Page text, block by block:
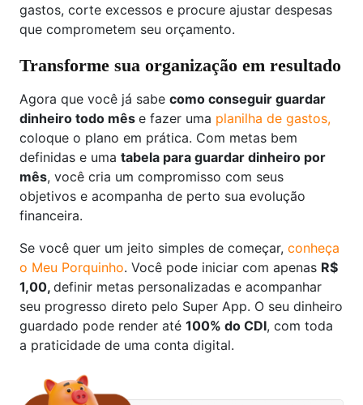
gastos, corte excessos e procure ajustar despesas
que comprometem seu orçamento.
Transforme sua organização em resultado
Agora que você já sabe como conseguir guardar
dinheiro todo mês e fazer uma planilha de gastos,
coloque o plano em prática. Com metas bem
definidas e uma tabela para guardar dinheiro por
mês, você cria um compromisso com seus
objetivos e acompanha de perto sua evolução
financeira.
Se você quer um jeito simples de começar, conheça
o Meu Porquinho. Você pode iniciar com apenas R$
1,00, definir metas personalizadas e acompanhar
seu progresso direto pelo Super App. O seu dinheiro
guardado pode render até 100% do CDI, com toda
a praticidade de uma conta digital.